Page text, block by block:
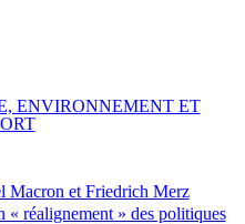
Macron et Friedrich Merz
« réalignement » des politiques
ENVIRONNEMENT ET